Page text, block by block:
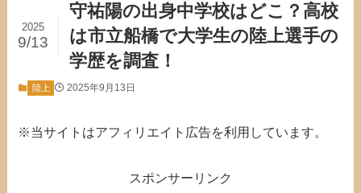
守祐陽の出身中学校はどこ？高校
は市立船橋で大学生の陸上選手の
学歴を調査！
2025
9/13
陸上 2025年9月13日
※当サイトはアフィリエイト広告を利用しています。
スポンサーリンク